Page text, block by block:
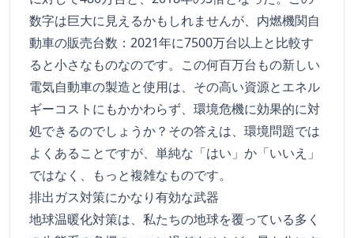
数字は巨大に見えるかもしれませんが、内燃機関自
動車の販売台数：2021年に7500万台以上と比較す
ると小さなものなのです。この何百万台もの新しい
電気自動車の製造と使用は、その高い資源とエネル
ギーコストにもかかわらず、環境危機に効果的に対
処できるのでしょうか？その答えは、環境問題では
よくあることですが、単純な「はい」か「いいえ」
ではなく、もっと複雑なものです。
排出ガス対策にかなり有効な武器
地球温暖化対策は、私たちの地球を覆っている多く